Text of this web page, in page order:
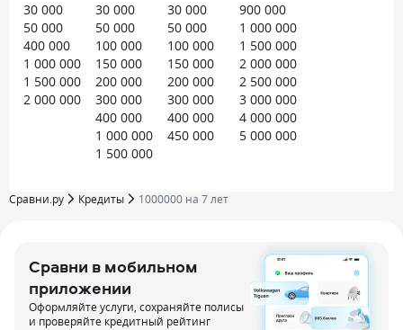
30 000
50 000
400 000
1 000 000
1 500 000
2 000 000
30 000
50 000
100 000
150 000
200 000
300 000
400 000
1 000 000
1 500 000
30 000
50 000
100 000
150 000
200 000
300 000
400 000
450 000
900 000
1 000 000
1 500 000
2 000 000
2 500 000
3 000 000
4 000 000
5 000 000
Сравни.ру Кредиты 1000000 на 7 лет
Сравни в мобильном
приложении
Оформляйте услуги, сохраняйте полисы
и проверяйте кредитный рейтинг